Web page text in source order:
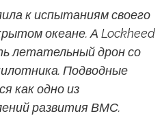
к испытаниям своего
океане. А Lockheed
летательный дрон со
Подводные
как одно из
развития ВМС.